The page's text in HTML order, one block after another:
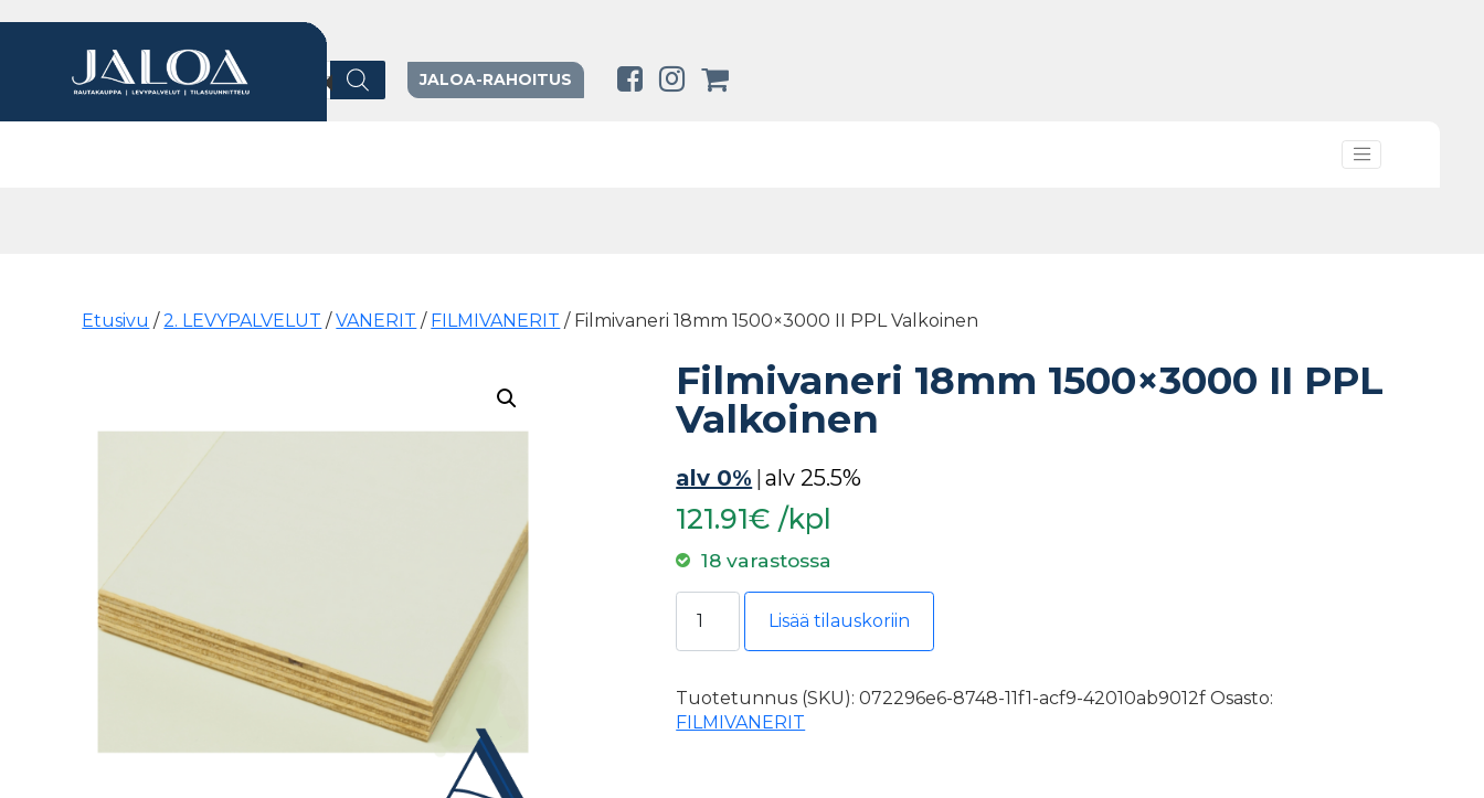
Products search
JALOA-RAHOITUS
Etusivu /2. LEVYPALVELUT /VANERIT / FILMIVANERIT / Filmivaneri 18mm 1500×3000 II PPL Valkoinen
Filmivaneri 18mm 1500×3000 II PPL
Valkoinen
alv 0% |alv 25.5%
121.91€ /kpl
18 varastossa
Filmivaneri 18mm 1500x3000 II PPL Valkoinen määrä
Lisää tilauskoriin
Tuotetunnus (SKU):072296e6-8748-11f1-acf9-42010ab9012f Osasto:
FILMIVANERIT